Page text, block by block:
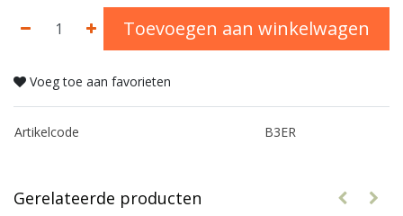
Toevoegen aan winkelwagen
Voeg toe aan favorieten
Artikelcode B3ER
Gerelateerde producten